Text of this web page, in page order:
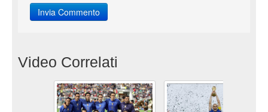
Video Correlati